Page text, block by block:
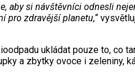
aby si návštěvníci odnesli
pro zdravější planetu,“
ukládat pouze to, co
a zbytky ovoce i zeleniny,